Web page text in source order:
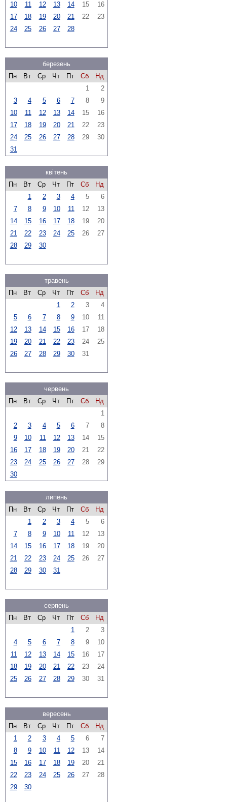
10
11 12 13 14 15
16
17
18 19 20 21 22
23
24
25 26 27 28
березень
Пн
Вт Ср Чт Пт Сб
Нд
1
2
3
4 5 6 7 8
9
10
11 12 13 14 15
16
17
18 19 20 21 22
23
24
25 26 27 28 29
30
31
квітень
Пн
Вт Ср Чт Пт Сб
Нд
1
2 3 4 5
6
7
8 9 10 11 12
13
14
15 16 17 18 19
20
21
22 23 24 25 26
27
28
29 30
травень
Пн
Вт Ср Чт Пт Сб
Нд
1
2 3
4
5
6 7 8 9 10
11
12
13 14 15 16 17
18
19
20 21 22 23 24
25
26
27 28 29 30 31
червень
Пн
Вт Ср Чт Пт Сб
Нд
1
2
3 4 5 6 7
8
9
10 11 12 13 14
15
16
17 18 19 20 21
22
23
24 25 26 27 28
29
30
липень
Пн
Вт Ср Чт Пт Сб
Нд
1
2 3 4 5
6
7
8 9 10 11 12
13
14
15 16 17 18 19
20
21
22 23 24 25 26
27
28
29 30 31
серпень
Пн
Вт Ср Чт Пт Сб
Нд
1
2
3
4
5 6 7 8 9
10
11
12 13 14 15 16
17
18
19 20 21 22 23
24
25
26 27 28 29 30 31
вересень
Пн
Вт Ср Чт Пт Сб
Нд
1
2 3 4 5 6
7
8
9 10 11 12 13
14
15
16 17 18 19 20
21
22
23 24 25 26 27
28
29
30